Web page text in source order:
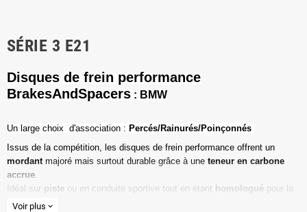
SÉRIE 3 E21
Disques de frein performance
BrakesAndSpacers : BMW
Un l arge choix d'association : Percés/Rainurés/Poinçonnés
Issus de la compétition, les disques de frein performance offrent un
mordant majoré mais surtout durable grâce à une teneur en carbone
accrue.
Idéal sur piste ou en conduite sportive tout en étant homologué pour la
route ouverte.
Voir plus expand_more